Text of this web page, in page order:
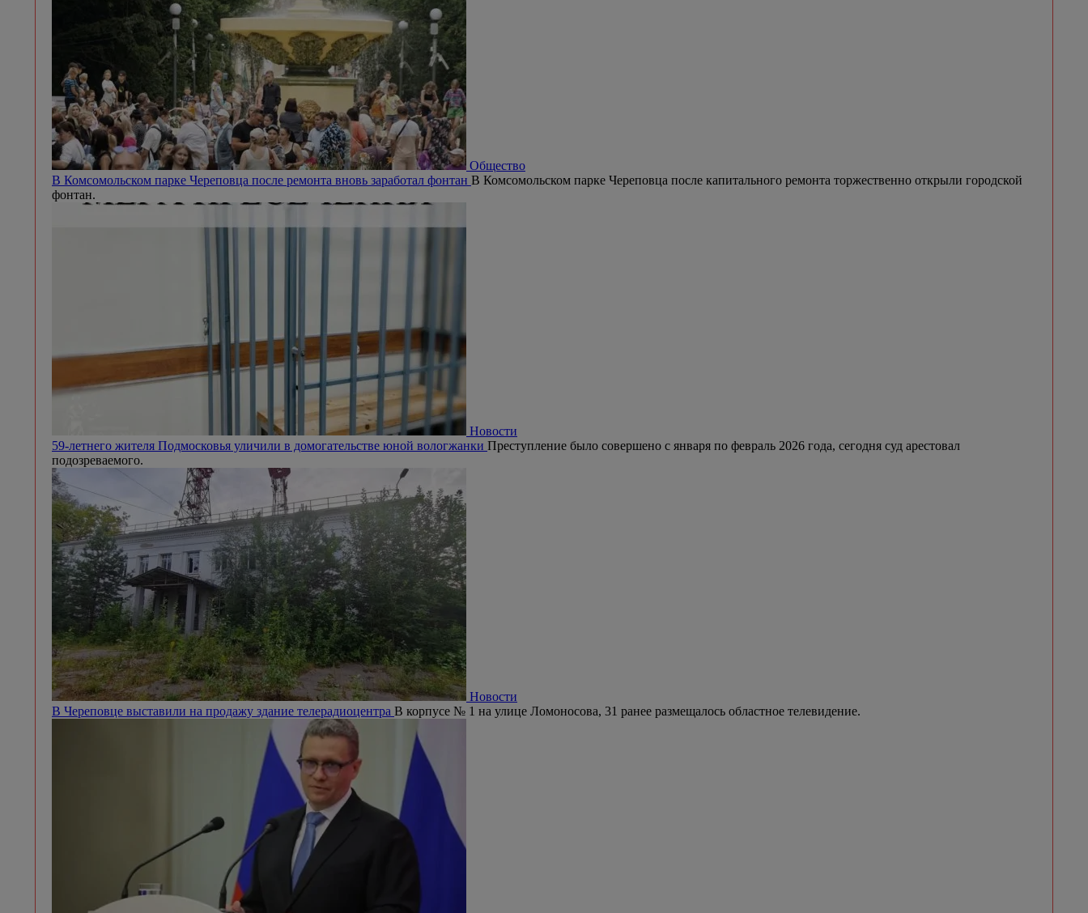
Общество
В Комсомольском парке Череповца после ремонта вновь заработал фонтан В Комсомольском парке Череповца после капитального ремонта торжественно открыли городской
фонтан.
Новости
59-летнего жителя Подмосковья уличили в домогательстве юной вологжанки Преступление было совершено с января по февраль 2026 года, сегодня суд арестовал
подозреваемого.
Новости
В Череповце выставили на продажу здание телерадиоцентра В корпусе № 1 на улице Ломоносова, 31 ранее размещалось областное телевидение.